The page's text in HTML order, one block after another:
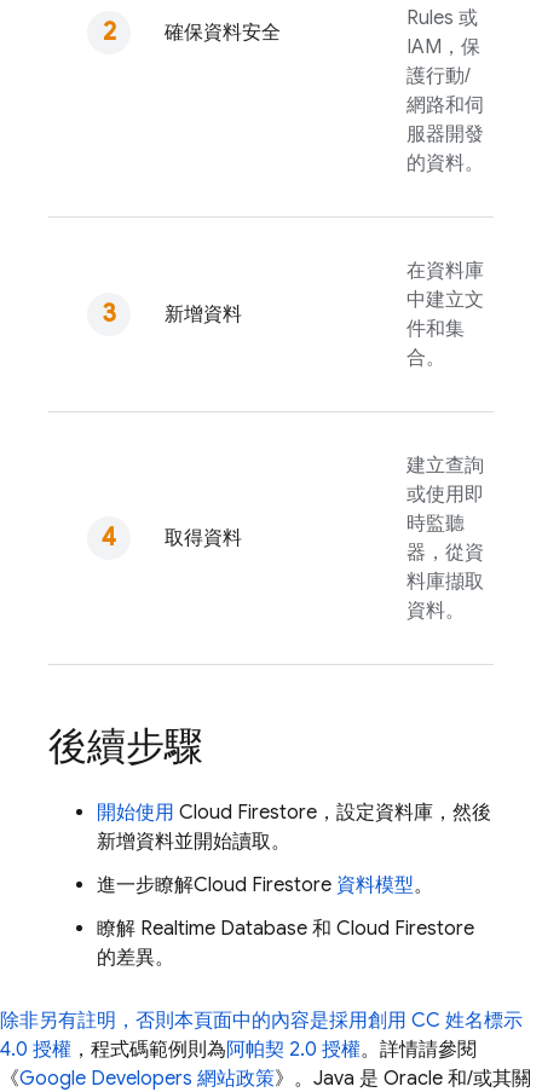
確保資料安全
Rules 或
IAM，保
護行動/
網路和伺
服器開發
的資料。
新增資料
在資料庫
中建立文
件和集
合。
取得資料
建立查詢
或使用即
時監聽
器，從資
料庫擷取
資料。
後續步驟
開始使用 Cloud Firestore ，設定資料庫，然後
新增資料並開始讀取。
進一步瞭解Cloud Firestore 資料模型。
瞭解 Realtime Database 和 Cloud Firestore
的差異。
除非另有註明，否則本頁面中的內容是採用創用 CC 姓名標示
4.0 授權 ，程式碼範例則為阿帕契 2.0 授權。詳情請參閱
《Google Developers 網站政策》。Java 是 Oracle 和/或其關